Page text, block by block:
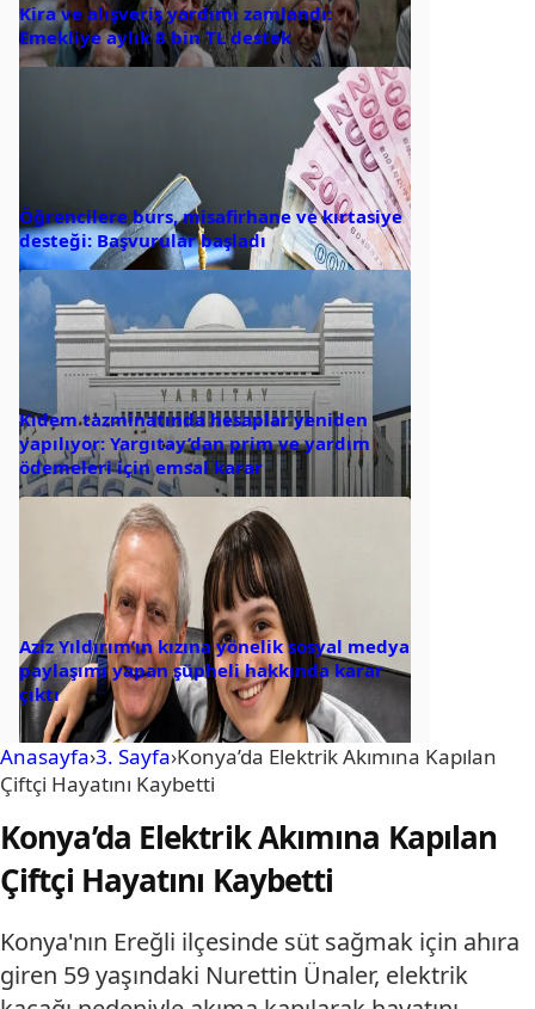
Kira ve alışveriş yardımı zamlandı:
Emekliye aylık 8 bin TL destek
Öğrencilere burs, misafirhane ve kırtasiye
desteği: Başvurular başladı
Kıdem tazminatında hesaplar yeniden
yapılıyor: Yargıtay’dan prim ve yardım
ödemeleri için emsal karar
Aziz Yıldırım’ın kızına yönelik sosyal medya
paylaşımı yapan şüpheli hakkında karar
çıktı
Anasayfa›3. Sayfa›Konya’da Elektrik Akımına Kapılan
Çiftçi Hayatını Kaybetti
Konya’da Elektrik Akımına Kapılan
Çiftçi Hayatını Kaybetti
Konya'nın Ereğli ilçesinde süt sağmak için ahıra
giren 59 yaşındaki Nurettin Ünaler, elektrik